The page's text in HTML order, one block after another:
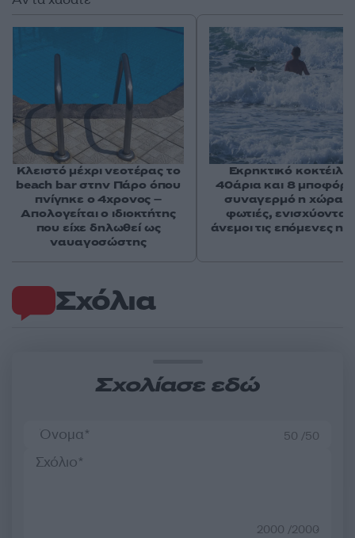
Σχόλια
Σχολίασε εδώ
50 /50
2000 /2000
Κλειστό μέχρι νεοτέρας το
beach bar στην Πάρο όπου
πνίγηκε ο 4χρονος –
Απολογείται ο ιδιοκτήτης
που είχε δηλωθεί ως
ναυαγοσώστης
Εκρηκτικό κοκτέιλ
40άρια και 8 μποφόρ
συναγερμό η χώρα
φωτιές, ενισχύονται
άνεμοι τις επόμενες